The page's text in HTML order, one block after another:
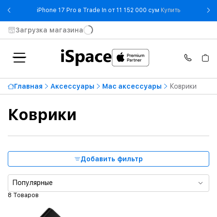
iPhone 17 Pro в Trade In от 11 152 000 сум Купить- iPhone 17
Загрузка магазина
Главная Аксессуары Mac аксессуары Коврики
Коврики
Добавить фильтр
Категории
Бренд
Цена по возрастанию690 000 сумов
Тип продукта
8 Товаров
Популярные